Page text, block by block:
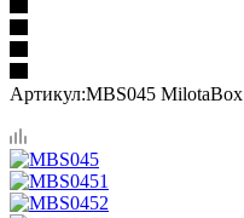
Артикул:MBS045 MilotaBox